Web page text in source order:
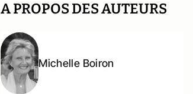
A PROPOS DES AUTEURS
Michelle Boiron